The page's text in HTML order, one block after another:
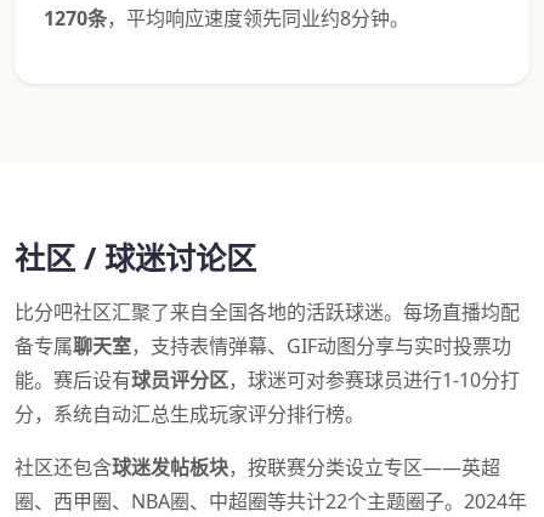
1270条，平均响应速度领先同业约8分钟。
社区 / 球迷讨论区
比分吧社区汇聚了来自全国各地的活跃球迷。每场直播均配
备专属聊天室，支持表情弹幕、GIF动图分享与实时投票功
能。赛后设有球员评分区，球迷可对参赛球员进行1-10分打
分，系统自动汇总生成玩家评分排行榜。
社区还包含球迷发帖板块，按联赛分类设立专区——英超
圈、西甲圈、NBA圈、中超圈等共计22个主题圈子。2024年